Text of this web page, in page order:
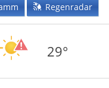
Regenradar
29°